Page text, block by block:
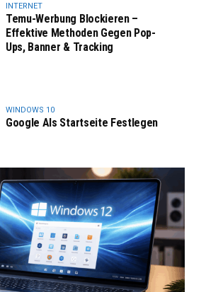
INTERNET
Temu-Werbung Blockieren –
Effektive Methoden Gegen Pop-
Ups, Banner & Tracking
WINDOWS 10
Google Als Startseite Festlegen